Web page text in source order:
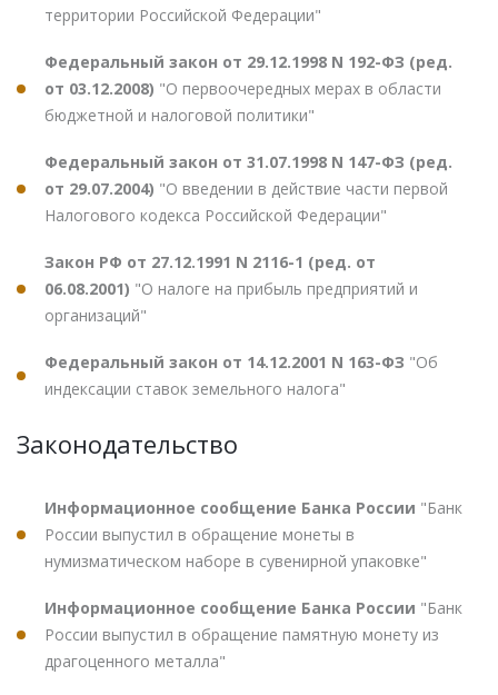
территории Российской Федерации"
Федеральный закон от 29.12.1998 N 192-ФЗ (ред.
от 03.12.2008) "О первоочередных мерах в области
бюджетной и налоговой политики"
Федеральный закон от 31.07.1998 N 147-ФЗ (ред.
от 29.07.2004) "О введении в действие части первой
Налогового кодекса Российской Федерации"
Закон РФ от 27.12.1991 N 2116-1 (ред. от
06.08.2001) "О налоге на прибыль предприятий и
организаций"
Федеральный закон от 14.12.2001 N 163-ФЗ "Об
индексации ставок земельного налога"
Законодательство
Информационное сообщение Банка России "Банк
России выпустил в обращение монеты в
нумизматическом наборе в сувенирной упаковке"
Информационное сообщение Банка России "Банк
России выпустил в обращение памятную монету из
драгоценного металла"